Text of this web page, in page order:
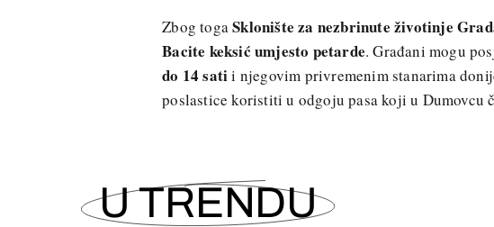
Zbog togaSklonište za nezbrinute životinje
Bacite keksić umjesto petarde. Građani mogu
do 14 satii njegovim privremenim stanarima
poslastice koristiti u odgoju pasa koji u Dumovcu
U TRENDU